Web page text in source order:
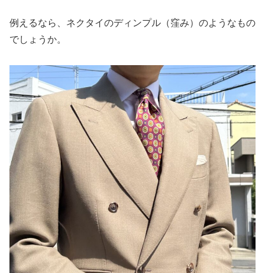
例えるなら、ネクタイのディンプル（窪み）のようなもの
でしょうか。